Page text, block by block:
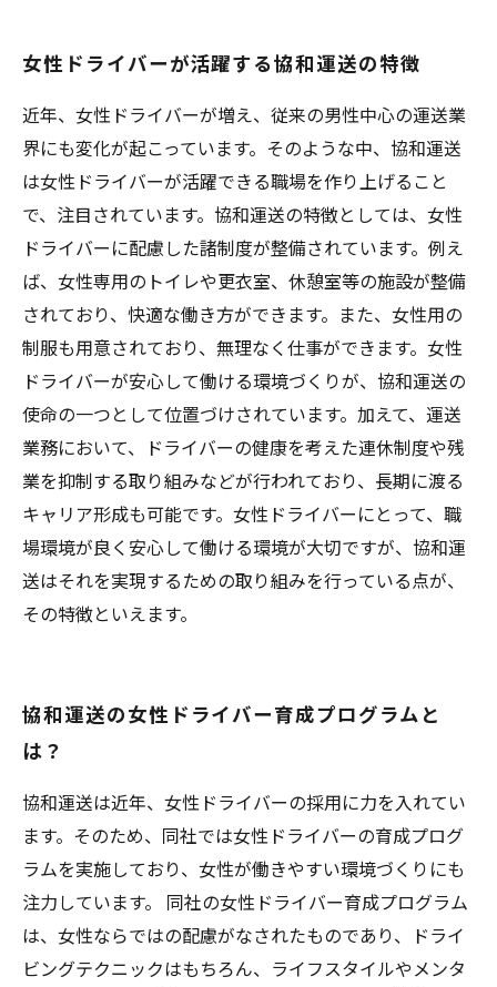
女性ドライバーが活躍する協和運送の特徴
近年、女性ドライバーが増え、従来の男性中心の運送業
界にも変化が起こっています。そのような中、協和運送
は女性ドライバーが活躍できる職場を作り上げること
で、注目されています。協和運送の特徴としては、女性
ドライバーに配慮した諸制度が整備されています。例え
ば、女性専用のトイレや更衣室、休憩室等の施設が整備
されており、快適な働き方ができます。また、女性用の
制服も用意されており、無理なく仕事ができます。女性
ドライバーが安心して働ける環境づくりが、協和運送の
使命の一つとして位置づけされています。加えて、運送
業務において、ドライバーの健康を考えた連休制度や残
業を抑制する取り組みなどが行われており、長期に渡る
キャリア形成も可能です。女性ドライバーにとって、職
場環境が良く安心して働ける環境が大切ですが、協和運
送はそれを実現するための取り組みを行っている点が、
その特徴といえます。
協和運送の女性ドライバー育成プログラムと
は？
協和運送は近年、女性ドライバーの採用に力を入れてい
ます。そのため、同社では女性ドライバーの育成プログ
ラムを実施しており、女性が働きやすい環境づくりにも
注力しています。 同社の女性ドライバー育成プログラム
は、女性ならではの配慮がなされたものであり、ドライ
ビングテクニックはもちろん、ライフスタイルやメンタ